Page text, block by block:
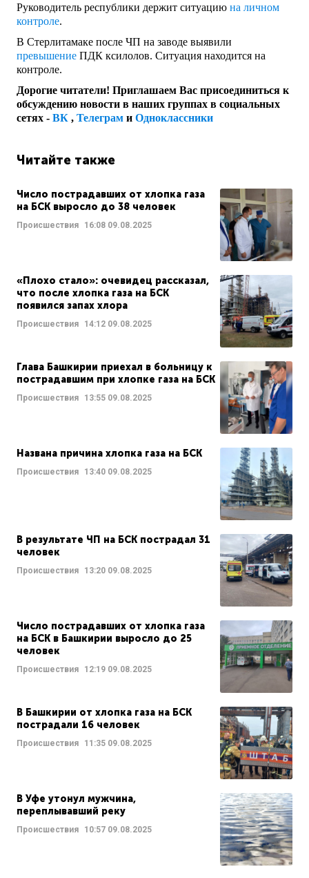
Руководитель республики держит ситуацию на личном
контроле.
В Стерлитамаке после ЧП на заводе выявили
превышение ПДК ксилолов. Ситуация находится на
контроле.
Дорогие читатели! Приглашаем Вас присоединиться к
обсуждению новости в наших группах в социальных
сетях - ВК , Телеграм и Одноклассники
Читайте также
Число пострадавших от хлопка газа
на БСК выросло до 38 человек
Происшествия 16:08 09.08.2025
«Плохо стало»: очевидец рассказал,
что после хлопка газа на БСК
появился запах хлора
Происшествия 14:12 09.08.2025
Глава Башкирии приехал в больницу к
пострадавшим при хлопке газа на БСК
Происшествия 13:55 09.08.2025
Названа причина хлопка газа на БСК
Происшествия 13:40 09.08.2025
В результате ЧП на БСК пострадал 31
человек
Происшествия 13:20 09.08.2025
Число пострадавших от хлопка газа
на БСК в Башкирии выросло до 25
человек
Происшествия 12:19 09.08.2025
В Башкирии от хлопка газа на БСК
пострадали 16 человек
Происшествия 11:35 09.08.2025
В Уфе утонул мужчина,
переплывавший реку
Происшествия 10:57 09.08.2025